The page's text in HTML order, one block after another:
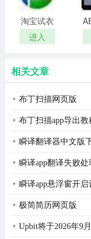
码清除器)
淘宝试衣
服软件
进入
相关文章
布丁扫描网页版
布丁扫描app导出教
瞬译翻译器中文版
瞬译app翻译失败处
瞬译app悬浮窗开启
极简简历网页版
Upbit将于2026年9